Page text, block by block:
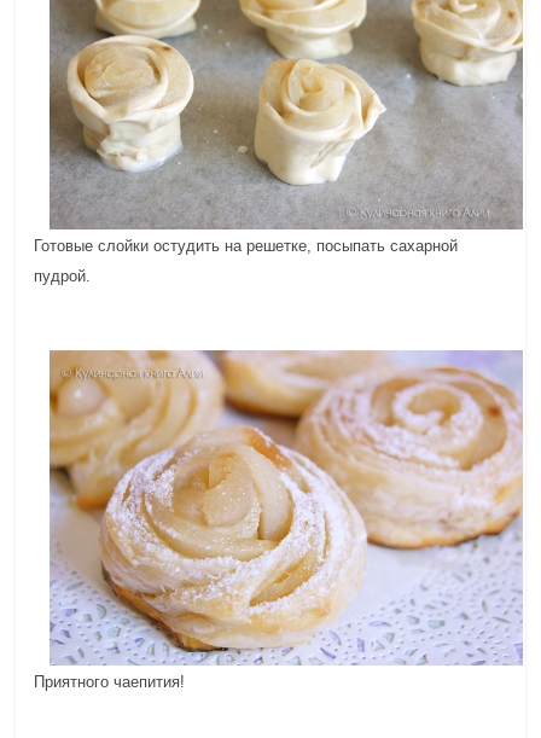
Готовые слойки остудить на решетке, посыпать сахарной
пудрой.
Приятного чаепития!